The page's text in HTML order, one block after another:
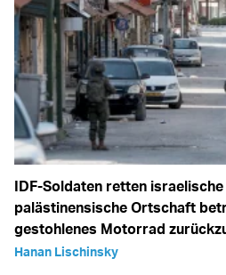
IDF-Soldaten retten
palästinensische Ortschaft
gestohlenes Motorrad
Hanan Lischinsky